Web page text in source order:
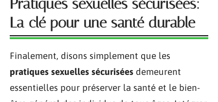
Pratiques sexuelles sécurisées:
La clé pour une santé durable
Finalement, disons simplement que les
pratiques sexuelles sécurisées demeurent
essentielles pour préserver la santé et le bien-